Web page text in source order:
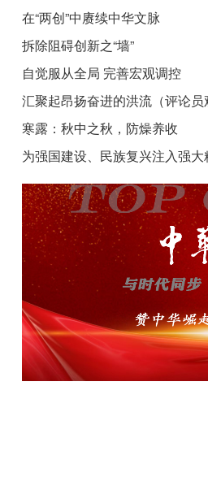
在“两创”中赓续中华文脉
拆除阻碍创新之“墙”
自觉服从全局 完善宏观调控
汇聚起昂扬奋进的洪流（评论员
寒露：秋中之秋，防燥养收
为强国建设、民族复兴注入强